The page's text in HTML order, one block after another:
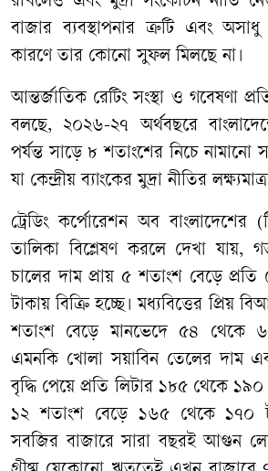
বাজার ব্যবস্থাপনার ত্রুটি এবং অসাধু
কারণে তার কোনো সুফল মিলছে না।
আন্তর্জাতিক রেটিং সংস্থা ও গবেষণা
বলছে, ২০২৬-২৭ অর্থবছরে
পর্যন্ত সাড়ে ৮ শতাংশের নিচে নামানো
যা কেন্দ্রীয় ব্যাংকের মুদ্রা নীতির
ট্রেডিং কর্পোরেশন অব বাংলাদেশের (
তালিকা বিশ্লেষণ করলে দেখা যায়,
চালের দাম প্রায় ৫ শতাংশ বেড়ে প্রতি
টাকায় বিক্রি হচ্ছে। মধ্যবিত্তের প্রিয়
শতাংশ
বেড়ে মানভেদে ৫৪ থেকে
এমনকি খোলা সয়াবিন তেলের দাম
বৃদ্ধি পেয়ে প্রতি লিটার ১৮৫ থেকে ১৯০
১২ শতাংশ বেড়ে ১৬৫ থেকে ১৭০
সবজির বাজারে সারা বছরই আগুন